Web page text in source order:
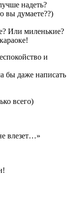
надеть?
вы думаете??)
Или миленькие?
и
бы даже написать
всего)
влезет…»